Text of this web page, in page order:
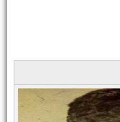
নতুনবাজার পুলিশ ফাঁড়ি সীমিত